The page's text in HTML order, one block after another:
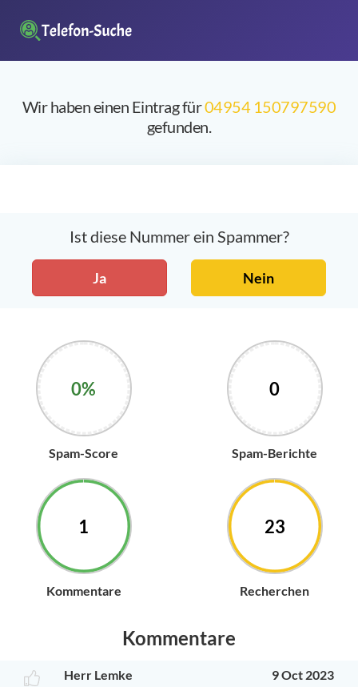
Wir haben einen Eintrag für04954 150797590
gefunden.
Ist diese Nummer ein Spammer?
Ja Nein
0%
Spam-Score
0
Spam-Berichte
1
Kommentare
23
Recherchen
Kommentare
Herr Lemke
9 Oct 2023